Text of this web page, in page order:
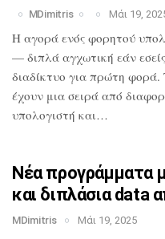
MDimitris Μάι 19,
Η αγορά ενός φορητού
— διπλά αγχωτική εάν
διαδίκτυο για πρώτη φορά.
έχουν μια σειρά από
υπολογιστή και…
Νέα προγράμματα
και διπλάσια data
MDimitris Μάι 19, 2025